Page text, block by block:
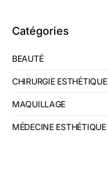
Catégories
BEAUTÉ
CHIRURGIE ESTHÉTIQUE
MAQUILLAGE
MÉDECINE ESTHÉTIQUE